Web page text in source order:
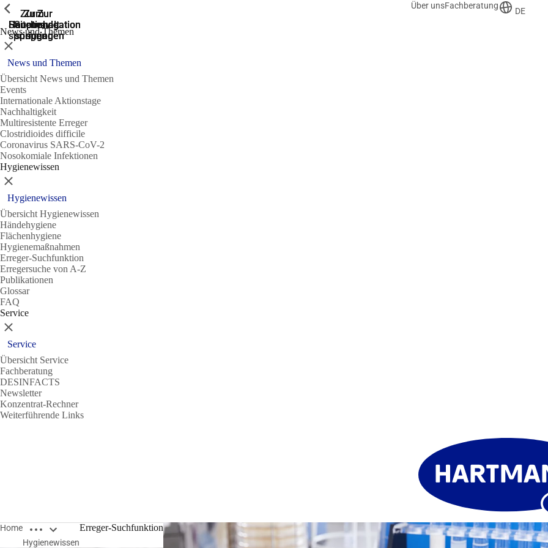
Zur
Suche
springen
Zur
Hauptnavigation
springen
Zur
Hauptnavigation
springen
Zum
Hauptinhalt
springen
Zum
Seitenende
springen
Über unsFachberatung
DE
News und Themen
Zeige vorherige
Schließen
News und Themen
Übersicht News und Themen
Events
Internationale Aktionstage
Nachhaltigkeit
Multiresistente Erreger
Clostridioides difficile
Coronavirus SARS-CoV-2
Nosokomiale Infektionen
Hygienewissen
Zeige vorherige
Schließen
Hygienewissen
Übersicht Hygienewissen
Händehygiene
Flächenhygiene
Hygienemaßnahmen
Erreger-Suchfunktion
Erregersuche von A-Z
Publikationen
Glossar
FAQ
Service
Zeige vorherige
Schließen
Service
Übersicht Service
Fachberatung
DESINFACTS
Newsletter
Konzentrat-Rechner
Weiterführende Links
Home Breadcrumbs öffnen
Hygienewissen
Erreger-Suchfunktion